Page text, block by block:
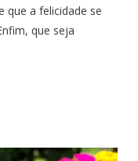
que a felicidade se
que seja